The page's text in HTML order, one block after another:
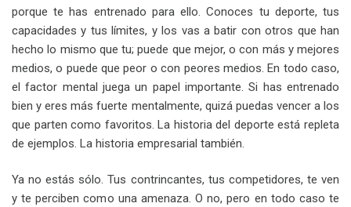
porque te has entrenado para ello. Conoces tu deporte, tus
capacidades y tus límites, y los vas a batir con otros que han
hecho lo mismo que tu; puede que mejor, o con más y mejores
medios, o puede que peor o con peores medios. En todo caso,
el factor mental juega un papel importante. Si has entrenado
bien y eres más fuerte mentalmente, quizá puedas vencer a los
que parten como favoritos. La historia del deporte está repleta
de ejemplos. La historia empresarial también.
Ya no estás sólo. Tus contrincantes, tus competidores, te ven
y te perciben como una amenaza. O no, pero en todo caso te